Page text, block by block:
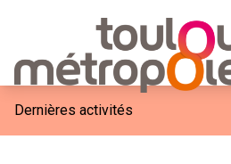
Dernières activités